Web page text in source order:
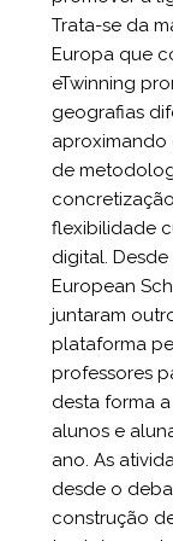
Trata-se da
Europa que
eTwinning
geografias
aproximando
de
flexibilidade
digital.
European
juntaram
plataforma
professores
desta forma
alunos e
ano. As
desde o
construção